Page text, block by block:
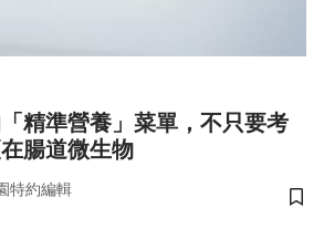
精準營養」菜單，不只要考
腸道微生物
特約編輯
儲